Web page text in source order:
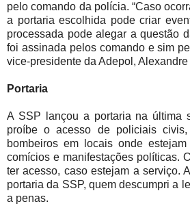
pelo comando da polícia. “Caso
a portaria escolhida pode criar
processada pode alegar a questão
foi assinada pelos comando e sim
vice-presidente da Adepol, Alexandre
Portaria
A SSP lançou a portaria na última
proíbe o acesso de policiais
bombeiros em locais onde estejam
comícios e manifestações políticas.
ter acesso, caso estejam a serviço.
portaria da SSP, quem descumpri a
a penas.